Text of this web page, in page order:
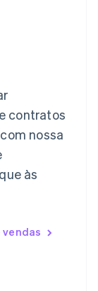
contratos
nossa
às
vendas